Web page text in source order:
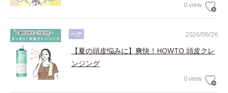
0 view
2026/06/26
ヘア
【夏の頭皮悩みに】爽快！HOWTO 頭皮クレ
ンジング
0 view